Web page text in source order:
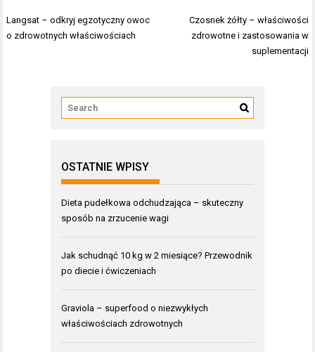
Nawigacja
wpisu
Langsat – odkryj egzotyczny owoc
o zdrowotnych właściwościach
Czosnek żółty – właściwości
zdrowotne i zastosowania w
suplementacji
OSTATNIE WPISY
Dieta pudełkowa odchudzająca – skuteczny
sposób na zrzucenie wagi
Jak schudnąć 10 kg w 2 miesiące? Przewodnik
po diecie i ćwiczeniach
Graviola – superfood o niezwykłych
właściwościach zdrowotnych